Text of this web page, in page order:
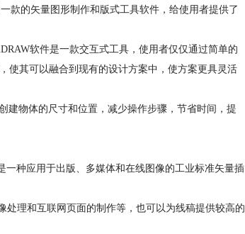
款的矢量图形制作和版式工具软件，给使用者提供了
软件是一款交互式工具，使用者仅仅通过简单的
使其可以融合到现有的设计方案中，使方案更具灵活
建物体的尺寸和位置，减少操作步骤，节省时间，提
一种应用于出版、多媒体和在线图像的工业标准矢量插
理和互联网页面的制作等，也可以为线稿提供较高的